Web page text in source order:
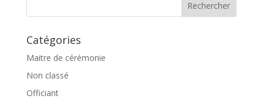
Catégories
Maitre de cérémonie
Non classé
Officiant